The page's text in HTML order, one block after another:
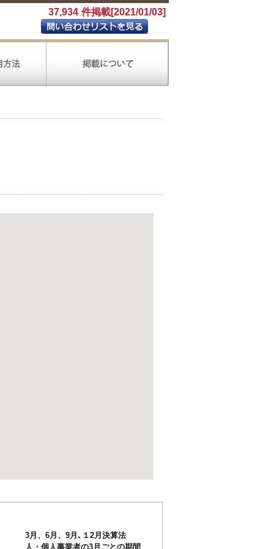
37,934 件掲載[2021/01/03]
3月、6月、9月､１2月決算法
人・個人事業者の3月ごとの期間